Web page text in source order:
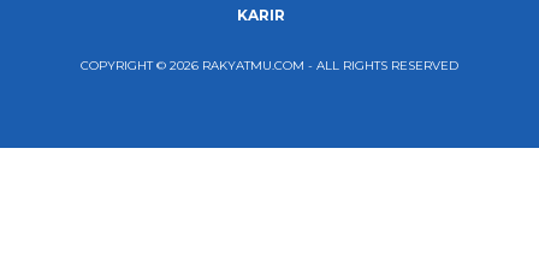
KARIR
COPYRIGHT © 2026 RAKYATMU.COM - ALL RIGHTS RESERVED